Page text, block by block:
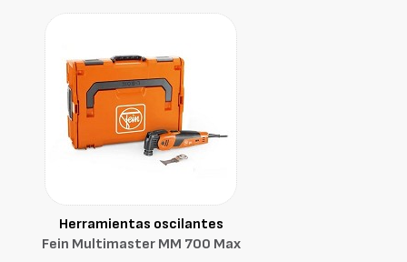
Herramientas oscilantes
Fein Multimaster MM 700 Max